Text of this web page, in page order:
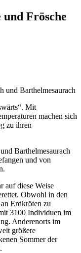
Frösche
und Barthelmesaurach
Mit
machen sich
zu ihren
Barthelmesaurach
und von
auf diese Weise
Obwohl in den
Erdkröten zu
3100 Individuen im
Anderenorts im
größere
Sommer der